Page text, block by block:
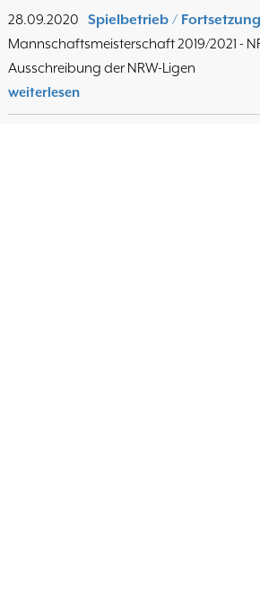
28.09.2020
Spielbetrieb / Fortsetzung
Mannschaftsmeisterschaft 2019/2021 -
Ausschreibung der NRW-Ligen
weiterlesen